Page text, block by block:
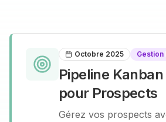
Octobre 2025
Pipeline
pour Prospects
Gérez vos prospects